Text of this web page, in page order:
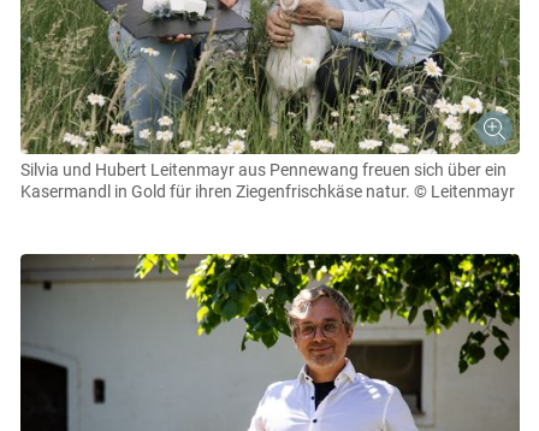
Silvia und Hubert Leitenmayr aus Pennewang freuen sich über ein
Kasermandl in Gold für ihren Ziegenfrischkäse natur. © Leitenmayr